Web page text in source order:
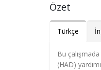
Özet
Türkçe
Bu
(HAD)